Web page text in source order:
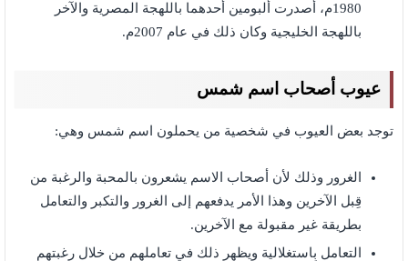
1980م، أصدرت ألبومين أحدهما باللهجة المصرية والآخر
باللهجة الخليجية وكان ذلك في عام 2007م.
عيوب أصحاب اسم شمس
توجد بعض العيوب في شخصية من يحملون اسم شمس وهي:
الغرور وذلك لأن أصحاب الاسم يشعرون بالمحبة والرغبة من
قِبل الآخرين وهذا الأمر يدفعهم إلى الغرور والتكبر والتعامل
بطريقة غير مقبولة مع الآخرين.
التعامل بِاستغلالية ويظهر ذلك في تعاملهم من خلال رغبتهم